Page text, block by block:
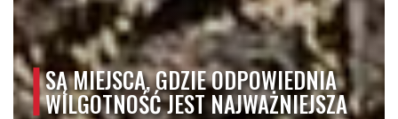
SĄ MIEJSCA, GDZIE ODPOWIEDNIA
WILGOTNOŚĆ JEST NAJWAŻNIEJSZA